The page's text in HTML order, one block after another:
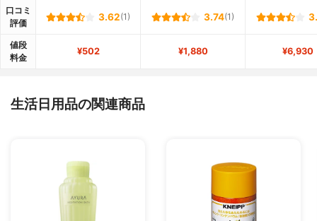
口コミ
評価
3.62(1) 3.74(1)
値段
料金
¥502 ¥1,880 ¥6,930
生活日用品の関連商品